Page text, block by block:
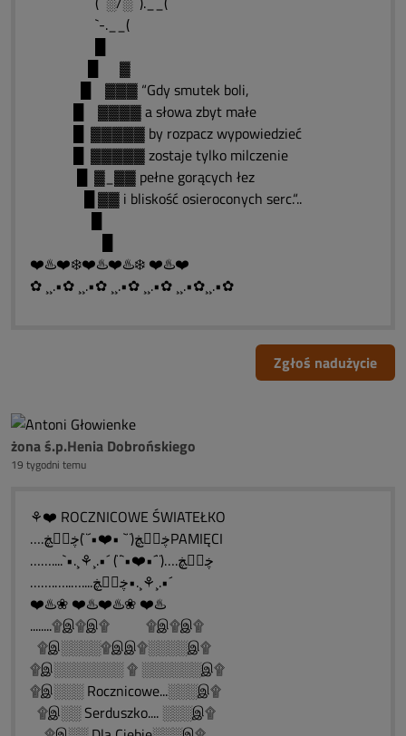
`-.__(
█ ▓
█ ▓▓▓ “Gdy smutek boli,
█ ▓▓▓▓ a słowa zbyt małe
█ ▓▓▓▓▓ by rozpacz wypowiedzieć
█ ▓▓▓▓▓ zostaje tylko milczenie
█ ▓_▓▓ pełne gorących łez
█ ▓▓ i bliskość osieroconych serc.“..
❤️♨️❤️❄️❤️♨️❤️♨️❄️ ❤️♨️❤️
✿ ¸¸.•✿ ¸¸.•✿ ¸¸.•✿ ¸¸.•✿ ¸¸.•✿¸¸.•✿
Zgłoś nadużycie
żona ś.p.Henia Dobrońskiego
19 tygodni temu
⚘❤️ ROCZNICOWE ŚWIATEŁKO
….ڿڰۣڿ(¨` •❤️•´¨)ڿڰۣڿPAMIĘCI
……....`•.¸⚘¸.•´ (¨`•❤️•´¨)….ڿڰۣڿ
…….…..…....ڿڰۣڿ•.¸⚘¸.•´
❤️♨️❀ ❤️♨️❤️♨️❀ ❤️♨️
........۩இ۩இ۩ ۩இ۩இ۩
۩இ░░░░۩இஇ۩░░░░இ۩
۩இ░░░░░░░ ۩ ░░░░░░இ۩
۩இ░░░ Rocznicowe...░░░இ۩
۩இ░░ Serduszko.... ░░░இ۩